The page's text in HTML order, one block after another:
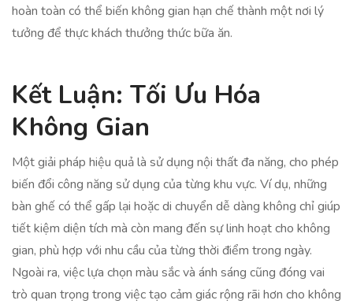
hoàn toàn có thể biến không gian hạn chế thành một nơi lý
tưởng để thực khách thưởng thức bữa ăn.
Kết Luận: Tối Ưu Hóa
Không Gian
Một giải pháp hiệu quả là sử dụng nội thất đa năng, cho phép
biến đổi công năng sử dụng của từng khu vực. Ví dụ, những
bàn ghế có thể gấp lại hoặc di chuyển dễ dàng không chỉ giúp
tiết kiệm diện tích mà còn mang đến sự linh hoạt cho không
gian, phù hợp với nhu cầu của từng thời điểm trong ngày.
Ngoài ra, việc lựa chọn màu sắc và ánh sáng cũng đóng vai
trò quan trọng trong việc tạo cảm giác rộng rãi hơn cho không